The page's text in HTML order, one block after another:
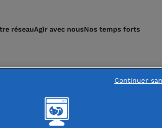
réseauAgir avec nousNos temps forts
- Revue
Continuer